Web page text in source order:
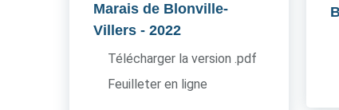
Marais de Blonville-
Villers - 2022
Télécharger la version .pdf
Feuilleter en ligne